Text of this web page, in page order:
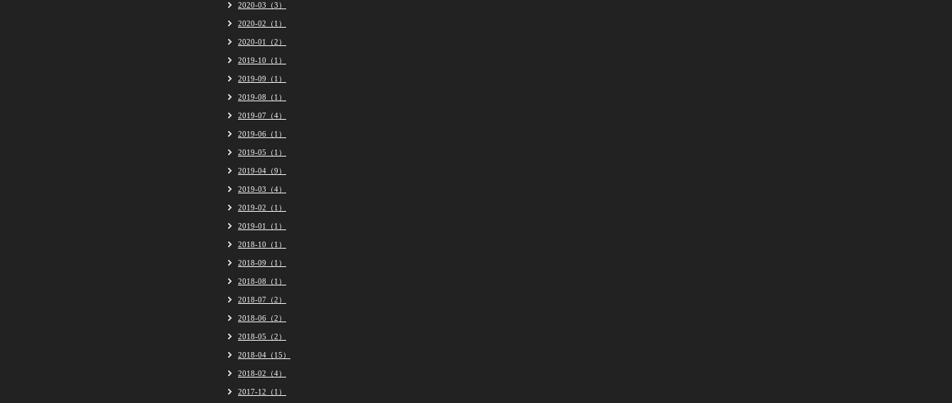
2020-03（3）
2020-02（1）
2020-01（2）
2019-10（1）
2019-09（1）
2019-08（1）
2019-07（4）
2019-06（1）
2019-05（1）
2019-04（9）
2019-03（4）
2019-02（1）
2019-01（1）
2018-10（1）
2018-09（1）
2018-08（1）
2018-07（2）
2018-06（2）
2018-05（2）
2018-04（15）
2018-02（4）
2017-12（1）